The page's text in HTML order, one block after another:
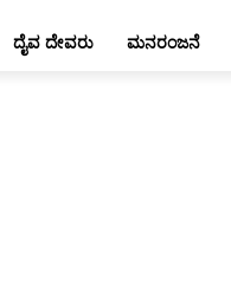
ದೈವ ದೇವರು ಮನರಂಜನೆ